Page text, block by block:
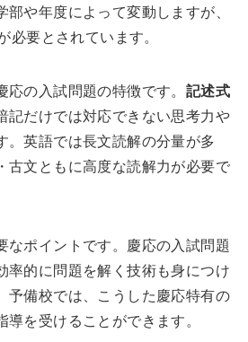
や年度によって変動しますが、
必要とされています。
の入試問題の特徴です。 記述式
記だけでは対応できない思考力や
。英語では長文読解の分量が多
古文ともに高度な読解力が必要で
なポイントです。慶応の入試問題
率的に問題を解く技術も身につけ
予備校では、こうした慶応特有の
を受けることができます。